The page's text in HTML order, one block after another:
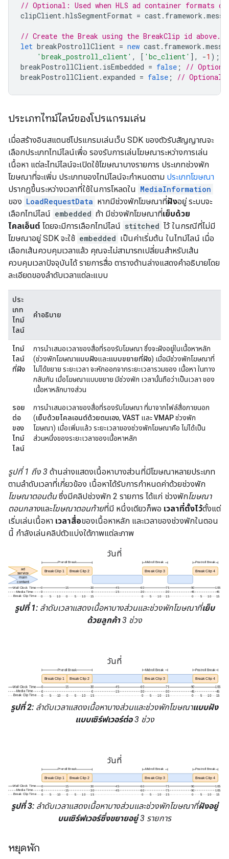
// Optional: Used when HLS ad container formats
clipClient.hlsSegmentFormat = cast. framework .
// Create the Break using the BreakClip id above.
let breakPostrollClient = new cast. framework .
'break_postroll_client' , [ 'bc_client' ], -1 );
breakPostrollClient. isEmbedded = false ;
//
breakPostrollClient. expanded = false ; //
ประเภทไทม์ไลน์ของโปรแกรมเล่น
เมื่อสร้างอินสแตนซ์โปรแกรมเล่นเว็บ SDK ของตัวรับสัญญาณจะ
เลือกประเภทไทม์ไลน์เพื่อ รองรับการเล่นโฆษณาระหว่างการเล่น
เนื้อหา แต่ละไทม์ไลน์จะเปิดใช้โฆษณาบางรายการ ประเภทช่วงพัก
โฆษณาที่จะเพิ่ม ประเภทของไทม์ไลน์จะกำหนดตาม ประเภทโฆษณา
ปรากฏขึ้นระหว่างเวลาที่ใช้ในการโหลดใน MediaInformation
ของ LoadRequestData หากมีช่วงพักโฆษณาที่ฝังอยู่ ระบบจะ
เลือกไทม์ไลน์ embedded ถ้า มีช่วงพักโฆษณาที่เย็บด้วย
ไคลเอ็นต์ โดยจะมีการเลือกไทม์ไลน์ stitched ไว้ ในกรณีที่ไม่มี
โฆษณาอยู่ SDK จะใช้ embedded เป็นค่าเริ่มต้น ในไทม์ไลน์ เมื่อ
เลือกเส้นควบคุมเวลาแล้ว คุณจะไม่สามารถเปลี่ยนสำหรับเส้น
ควบคุมเวลาปัจจุบันได้ รายการสื่อ ตารางด้านล่างแสดงคำอธิบายโดย
ละเอียดของลำดับเวลาแต่ละแบบ
ประ
เภท
ไทม์
ไลน์
คำอธิบาย
ไทม์
ไลน์
ที่ฝัง
การนำเสนอเวลาของสื่อที่รองรับโฆษณา ซึ่งจะฝังอยู่ในเนื้อหาหลัก
(ช่วงพักโฆษณาแบบฝังและแบบขยายที่ฝัง) เมื่อมีช่วงพักโฆษณาที่
ไม่ได้ขยาย ระยะเวลา จะหักออกจากระยะเวลารวมของ เนื้อหา ในทาง
กลับกัน เมื่อโฆษณาแบบขยาย มีช่วงพัก เวลานั้นถือว่าเป็นเวลา ของ
เนื้อหาหลักบางส่วน
รอย
ต่อ
ของ
ไทม์
ไลน์
การนำเสนอเวลาของสื่อที่รองรับโฆษณา ที่มาจากไฟล์สื่อภายนอก
(เย็บด้วยไคลเอนต์ด้วยตนเอง, VAST และVMAPช่วงพัก
โฆษณา) เมื่อเพิ่มแล้ว ระยะเวลาของช่วงพักโฆษณาคือ ไม่ได้เป็น
ส่วนหนึ่งของระยะเวลาของเนื้อหาหลัก
รูปที่ 1 ถึง 3 ด้านล่างแสดงเนื้อหาบางส่วนที่มีโฆษณาหลายประเภท
ตามลำดับเวลาที่เกี่ยวข้อง เนื้อหาได้รับการกำหนดค่าด้วยช่วงพัก
โฆษณาตอนต้นซึ่งมีคลิปช่วงพัก 2 รายการ ได้แก่ ช่วงพักโฆษณา
ตอนกลางและโฆษณาตอนท้ายที่มี หนึ่งเดียวก็พอ เวลาที่ตั้งไว้ตั้งแต่
เริ่มเล่นเนื้อหา เวลาสื่อของเนื้อหาหลัก และเวลาของช่วงพักในตอน
นี้ กำลังเล่นคลิปตัวแบ่งใต้ภาพแต่ละภาพ
วันที่
รูปที่ 1: ลำดับเวลาแสดงเนื้อหาบางส่วนและช่วงพักโฆษณาที่เย็บ
ด้วยลูกค้า3 ช่วง
วันที่
รูปที่ 2: ลำดับเวลาแสดงเนื้อหาบางส่วนและช่วงพักโฆษณาแบบฝัง
แบบเซิร์ฟเวอร์ต่อ3 ช่วง
วันที่
รูปที่ 3: ลำดับเวลาแสดงเนื้อหาบางส่วนและช่วงพักโฆษณาที่ฝังอยู่
บนเซิร์ฟเวอร์ซึ่งขยายอยู่3 รายการ
หยุดพัก